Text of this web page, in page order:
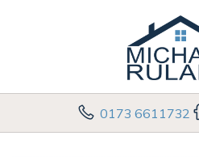
0173 6611732